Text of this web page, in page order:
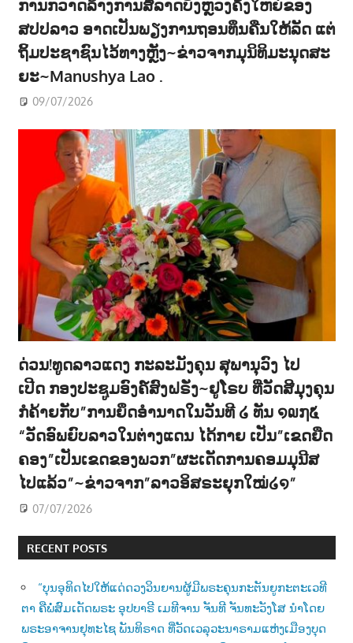
ການກວາດລ້າງການສໍ້ລາດບັງຫຼວງຄັ້ງໃຫຍ່ຂອງ
ສປປລາວ ອາດເປັນພຽງການຖອນທຶນຄືນໃຫ້ລັດ ແຕ່
ຖິ້ມປະຊາຊົນໄວ້ທາງຫຼັງ~ຂ່າວຈາກມຸນິທິມະນຸດສະ
ຍະ~Manushya Lao .
09/07/2026
ດ່ວນ!ທູດລາວແດງ ກະລະມັງຄຸນ ສຸພານຸວົງ ໄປ
ເປີດ ກອງປະຊູມອົງຄ໌ສົງຝຣັ່ງ~ຢູໂຣບ ທີ່ວັດສີມຸງຄຸນ
ກໍຄ້າຍກັບ”ການຍຶດອຳນາດໃນວັນທີ ໒ ທັນ ໑໙໗໕
“ວັດອົພຍົບລາວໃນຕ່າງແດນ ໄດ້ກາຍ ເປັນ”ເຂດຍືດ
ຄອງ”ເປັນເຂດຂອງພວກ”ຜະເດັດການຄອມມຸນີສ
ໄປແລ້ວ”~ຂ່າວຈາກ”ລາວອິສຣະຍຸກໃໝ່໒໑”
07/07/2026
RECENT POSTS
“ບຸນອຸທິດໄປໃຫ້ແດ່ດວງວິນຍານຜູ້ມີພຣະຄຸນກະຕັນຍູກະຕະເວທີ
ຕາ ຄືພໍ່ສົມເດັດພຣະ ອຸປບາຣີ ເມທີຈານ ຈັນທີ ຈັນທະວັງໂສ ນຳໂດຍ
ພຣະອາຈານຢຸທະໄຊ ພັນທິຣາດ ທີ່ວັດເວລຸວະນາຣາມແຫ່ງເມືອງບຸດ